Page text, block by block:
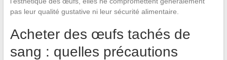
pas leur qualité gustative ni leur sécurité alimentaire.
Acheter des œufs tachés de
sang : quelles précautions